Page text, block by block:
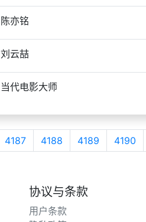
陈亦铭
刘云喆
当代电影大师
4187 4188 4189 4190
协议与条款
用户条款